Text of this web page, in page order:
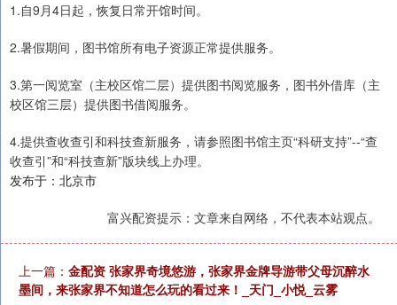
1.自9月4日起，恢复日常开馆时间。
2.暑假期间，图书馆所有电子资源正常提供服务。
3.第一阅览室（主校区馆二层）提供图书阅览服务，图书外借库（主
校区馆三层）提供图书借阅服务。
4.提供查收查引和科技查新服务，请参照图书馆主页“科研支持”--“查
收查引”和“科技查新”版块线上办理。
发布于：北京市
富兴配资提示：文章来自网络，不代表本站观点。
上一篇： 金配资 张家界奇境悠游，张家界金牌导游带父母沉醉水
墨间，来张家界不知道怎么玩的看过来！_天门_小悦_云雾